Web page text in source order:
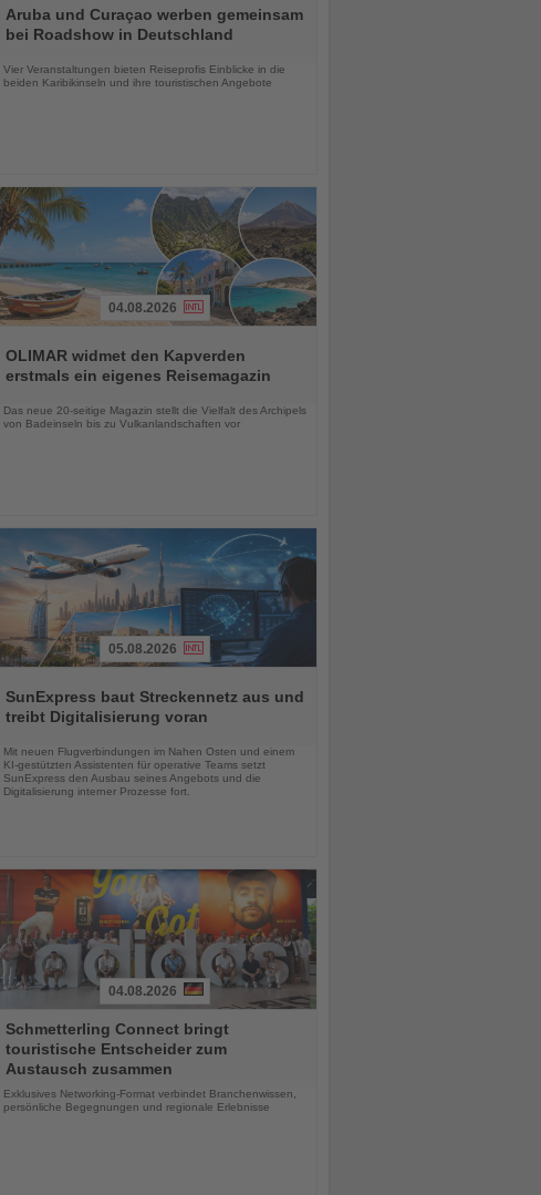
Sie
die
Aruba und Curaçao werben gemeinsam
bei Roadshow in Deutschland
Vier Veranstaltungen bieten Reiseprofis Einblicke in die
beiden Karibikinseln und ihre touristischen Angebote
Sie
die
04.08.2026
OLIMAR widmet den Kapverden
erstmals ein eigenes Reisemagazin
Das neue 20-seitige Magazin stellt die Vielfalt des Archipels
von Badeinseln bis zu Vulkanlandschaften vor
Sie
die
Nachrichten
05.08.2026
SunExpress baut Streckennetz aus und
treibt Digitalisierung voran
Mit neuen Flugverbindungen im Nahen Osten und einem
KI-gestützten Assistenten für operative Teams setzt
SunExpress den Ausbau seines Angebots und die
Digitalisierung interner Prozesse fort.
Sie
die
Nachrichten
04.08.2026
Schmetterling Connect bringt
touristische Entscheider zum
Austausch zusammen
Exklusives Networking-Format verbindet Branchenwissen,
persönliche Begegnungen und regionale Erlebnisse